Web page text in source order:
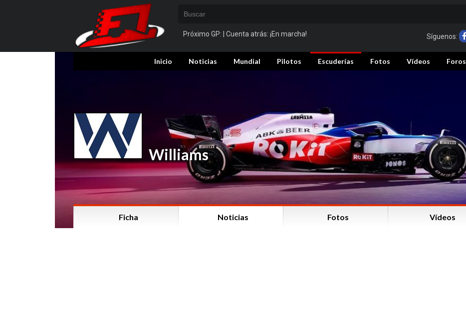
Próximo GP: | Cuenta atrás: ¡En marcha! Síguenos:
Inicio Noticias Mundial Pilotos Escuderías Fotos Vídeos Foros
Williams
Ficha Noticias Fotos Vídeos